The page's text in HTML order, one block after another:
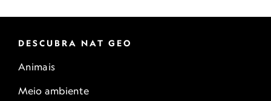
DESCUBRA NAT GEO
Animais
Meio ambiente